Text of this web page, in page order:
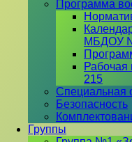
Программа
МБДОУ №
215
Специальная
Безопасность
Группы